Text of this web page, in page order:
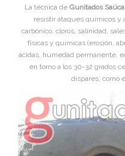
La técnica de Gunitados
resistir ataques químicos y
carbónico, cloros, salinidad,
físicas y químicas (erosión,
ácidas, humedad permanente,
en torno a los 30-32 grados
dispares, como